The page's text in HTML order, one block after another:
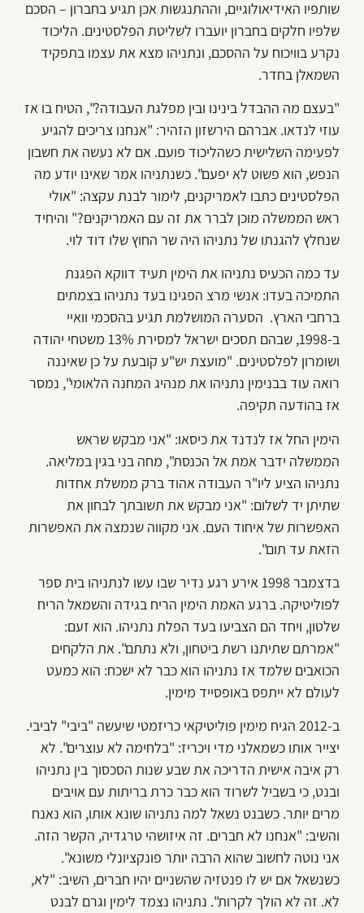
שותפיו האידיאולוגיים, וההתנגשות אכן תגיע בחברון – הסכם
שלפיו חלקים בחברון יועברו לשליטת הפלסטינים. הליכוד
נקרע בוויכוח על ההסכם, ונתניהו מצא את עצמו בתפקיד
השמאלן בחדר.
"בעצם מה ההבדל בינינו ובין מפלגת העבודה?", הטיח בו אז
עוזי לנדאו. אברהם הירשזון הזהיר: "אנחנו צריכים להגיע
לפעימה השלישית כשהליכוד פועם. אם לא נעשה את חשבון
הנפש, הוא פשוט לא יפעם". כשנתניהו אמר שאינו יודע מה
הפלסטינים כתבו לאמריקנים, לימור לבנת עקצה: "אולי
ראש הממשלה מוכן לברר את זה עם האמריקנים?" והיחיד
שנחלץ להגנתו של נתניהו היה שר החוץ שלו דוד לוי.
עד כמה הכעיס נתניהו את הימין תעיד דווקא הפגנת
התמיכה בעדו: אנשי מרצ הפגינו בעד נתניהו בצמתים
ברחבי הארץ. הסערה המושלמת תגיע בהסכמי וואיי
ב-1998, שבהם תסכים ישראל למסירת 13% משטחי יהודה
ושומרון לפלסטינים. "מועצת יש"ע קובעת על כן שאיננה
רואה עוד בבנימין נתניהו את מנהיג המחנה הלאומי", נמסר
אז בהודעה תקיפה.
הימין החל אז לנדנד את כיסאו: "אני מבקש שראש
הממשלה ידבר אמת אל הכנסת", מחה בני בגין במליאה.
נתניהו הציע ליו"ר העבודה אהוד ברק ממשלת אחדות
שתיתן יד לשלום: "אני מבקש את תשובתך לבחון את
האפשרות של איחוד העם. אני מקווה שנמצה את האפשרות
הזאת עד תום".
בדצמבר 1998 אירע רגע נדיר שבו עשו לנתניהו בית ספר
לפוליטיקה. ברגע האמת הימין הריח בגידה והשמאל הריח
שלטון, ויחד הם הצביעו בעד הפלת נתניהו. הוא זעם:
"אמרתם שתיתנו רשת ביטחון, ולא נתתם". את הלקחים
הכואבים שלמד אז נתניהו הוא כבר לא ישכח: הוא כמעט
לעולם לא ייתפס באופסייד מימין.
ב-2012 הגיח מימין פוליטיקאי כריזמטי שיעשה "ביבי" לביבי.
יצייר אותו כשמאלני מדי ויכריז: "בלחימה לא עוצרים". לא
רק איבה אישית הדריכה את שבע שנות הסכסוך בין נתניהו
ובנט, כי בשביל לשרוד הוא כבר כרת בריתות עם אויבים
מרים יותר. כשבנט נשאל למה נתניהו שונא אותו, הוא נאנח
והשיב: "אנחנו לא חברים. זה איזושהי טרגדיה, הקשר הזה.
אני נוטה לחשוב שהוא הרבה יותר פונקציונלי משונא".
כשנשאל אם יש לו פנטזיה שהשניים יהיו חברים, השיב: "לא,
לא. זה לא הולך לקרות". נתניהו נצמד לימין וגרם לבנט